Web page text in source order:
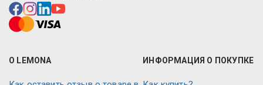
О LEMONA ИНФОРМАЦИЯ О ПОКУПКЕ